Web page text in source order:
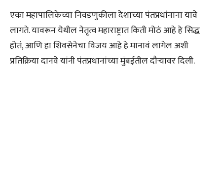
एका महापालिकेच्या निवडणुकीला देशाच्या पंतप्रधांनाना यावे
लागते. यावरून येथील नेतृत्व महाराष्ट्रात किती मोठं आहे हे सिद्ध
होतं, आणि हा शिवसेनेचा विजय आहे हे मानावं लागेल अशी
प्रतिक्रिया दानवे यांनी पंतप्रधानांच्या मुंबईतील दौऱ्यावर दिली.